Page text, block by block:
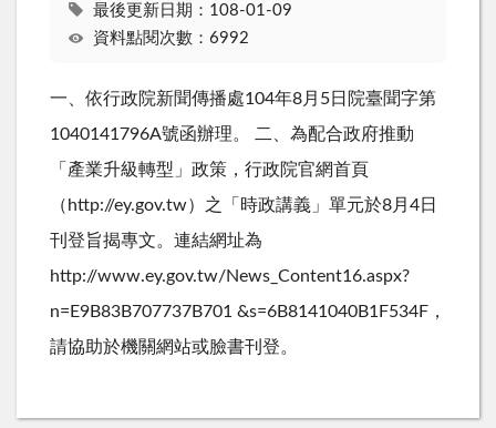
最後更新日期：108-01-09
資料點閱次數：6992
一、依行政院新聞傳播處104年8月5日院臺聞字第
1040141796A號函辦理。 二、為配合政府推動
「產業升級轉型」政策，行政院官網首頁
（http://ey.gov.tw）之「時政講義」單元於8月4日
刊登旨揭專文。連結網址為
http://www.ey.gov.tw/News_Content16.aspx?
n=E9B83B707737B701 &s=6B8141040B1F534F，
請協助於機關網站或臉書刊登。